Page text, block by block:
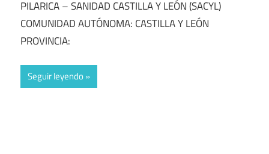
PILARICA – SANIDAD CASTILLA Y LEÓN (SACYL)
COMUNIDAD AUTÓNOMA: CASTILLA Y LEÓN
PROVINCIA:
Seguir leyendo